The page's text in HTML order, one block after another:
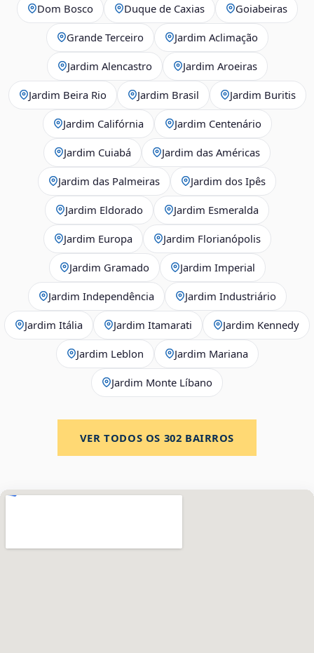
Dom Bosco Duque de Caxias Goiabeiras
Grande Terceiro Jardim Aclimação
Jardim Alencastro Jardim Aroeiras
Jardim Beira Rio Jardim Brasil Jardim Buritis
Jardim Califórnia Jardim Centenário
Jardim Cuiabá Jardim das Américas
Jardim das Palmeiras Jardim dos Ipês
Jardim Eldorado Jardim Esmeralda
Jardim Europa Jardim Florianópolis
Jardim Gramado Jardim Imperial
Jardim Independência Jardim Industriário
Jardim Itália Jardim Itamarati Jardim Kennedy
Jardim Leblon Jardim Mariana
Jardim Monte Líbano
VER TODOS OS 302 BAIRROS